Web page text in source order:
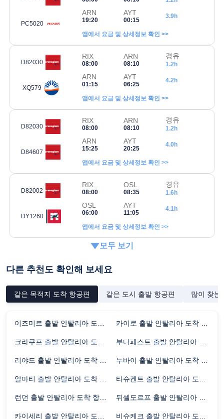
PC5020
ARN
19:20
AYT
00:15
3.9h
앱에서 요금 및 상세정보 확인 >>
D82030
RIX
08:00
ARN
08:10
경유
1.2h
XQ579
ARN
01:15
AYT
06:25
4.2h
앱에서 요금 및 상세정보 확인 >>
D82030
RIX
08:00
ARN
08:10
경유
1.2h
D84607
ARN
15:25
AYT
20:25
4.0h
앱에서 요금 및 상세정보 확인 >>
D82002
RIX
08:00
OSL
08:35
경유
1.6h
DY1260
OSL
06:00
AYT
11:05
4.1h
앱에서 요금 및 상세정보 확인 >>
모두 보기
다른 추천도 확인해 보세요
같은 목적지 도착 항공편 같은 도시 출발 항공편 많이 찾는